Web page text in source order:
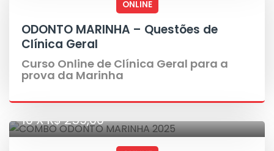
ONLINE
ODONTO MARINHA – Questões de
Clínica Geral
Curso Online de Clínica Geral para a
prova da Marinha
10 X R$ 259,00